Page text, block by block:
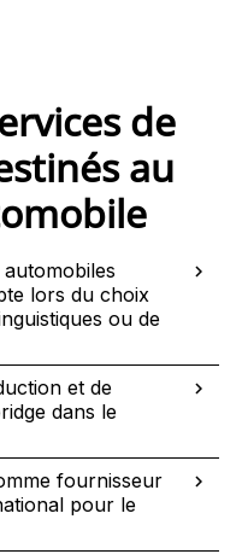
de
au
lors du choix
ou de
et de
dans le
fournisseur
pour le